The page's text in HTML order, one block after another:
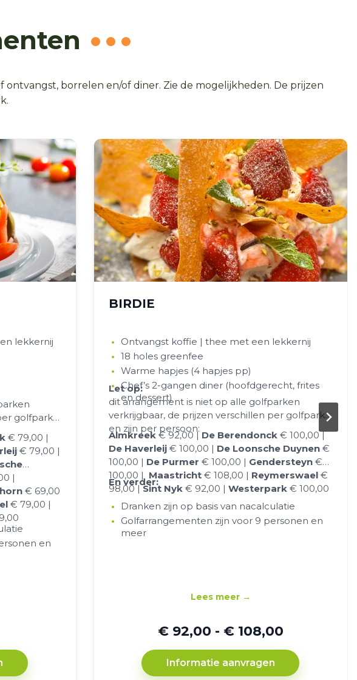
borrelen en/of diner. Zie de mogelijkheden. De prijzen
lekkernij
golfpark
€ 79,00 |
€ 79,00 |
|
€ 69,00
€ 79,00 |
en
BIRDIE
Ontvangst koffie | thee met een lekkernij
18 holes greenfee
Warme hapjes (4 hapjes pp)
Chef’s 2-gangen diner (hoofdgerecht, frites
en dessert)
Let op:
dit arrangement is niet op alle golfparken
verkrijgbaar, de prijzen verschillen per golfpark
en zijn per persoon:
Almkreek€ 92,00 | De Berendonck€ 100,00 |
De Haverleij€ 100,00 | De Loonsche Duynen€
100,00 | De Purmer € 100,00 | Gendersteyn€
100,00 | Maastricht€ 108,00 | Reymerswael€
98,00 |Sint Nyk€ 92,00 | Westerpark€ 100,00
En verder:
Dranken zijn op basis van nacalculatie
Golfarrangementen zijn voor 9 personen en
meer
Lees meer →
€ 92,00 - € 108,00
Informatie aanvragen